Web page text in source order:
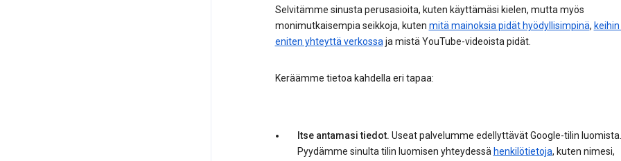
Selvitämme sinusta perusasioita, kuten käyttämäsi kielen, mutta myös
monimutkaisempia seikkoja, kuten mitä mainoksia pidät hyödyllisimpinä,
eniten yhteyttä verkossaja mistä YouTube-videoista pidät.
Keräämme tietoa kahdella eri tapaa:
Itse antamasi tiedot. Useat palvelumme edellyttävät Google-tilin luomista.
Pyydämme sinulta tilin luomisen yhteydessä henkilötietoja, kuten nimesi,